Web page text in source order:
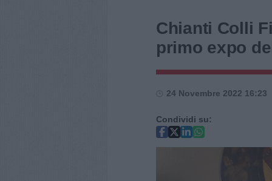
Chianti Colli
primo expo
24 Novembre 2022 16:23
Condividi su: